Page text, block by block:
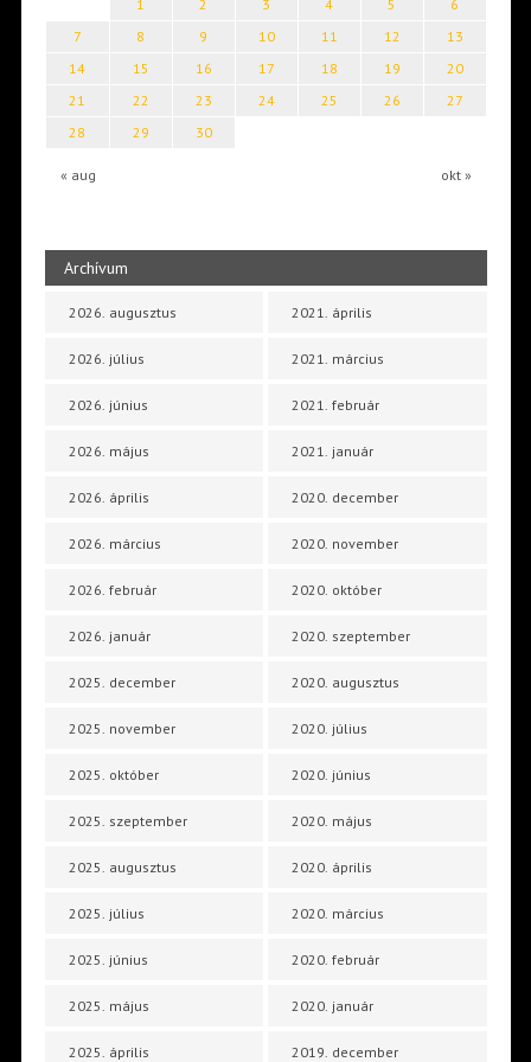
« aug okt »
1 2 3 4 5
6
7
8 9 10 11 12
13
14
15 16 17 18 19
20
21
22 23 24 25 26
27
28
29 30
Archívum
2026. augusztus
2026. július
2026. június
2026. május
2026. április
2026. március
2026. február
2026. január
2025. december
2025. november
2025. október
2025. szeptember
2025. augusztus
2025. július
2025. június
2025. május
2025. április
2021. április
2021. március
2021. február
2021. január
2020. december
2020. november
2020. október
2020. szeptember
2020. augusztus
2020. július
2020. június
2020. május
2020. április
2020. március
2020. február
2020. január
2019. december